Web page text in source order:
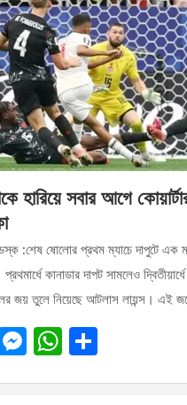
হারিয়ে সবার আগে
:শেষ ষোলোর প্রথম ম্যাচে দাপুটে এক
কানাডার দাপট সামলেও
জয় তুলে নিয়েছে আটলাস লায়ন্স। এই জয়ে
M W